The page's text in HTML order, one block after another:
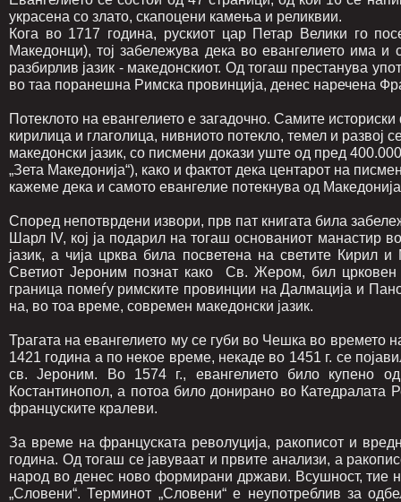
украсена со злато, скапоцени камења и реликвии.
Кога во 1717 година, рускиот цар Петар Велики го
Македонци), тој забележува дека во евангелието има
разбирлив јазик - македонскиот. Од тогаш престанува
во таа поранешна Римска провинција, денес наречена
Потеклото на евангелието е загадочно. Самите
кирилица и глаголица, нивниото потекло, темел и развој
македонски јазик, со писмени докази уште од пред
„Зета Македонија“), како и фактот дека центарот на
кажеме дека и самото евангелие потекнува од
Според непотврдени извори, прв пат книгата била
Шарл IV, кој ја подарил на тогаш основаниот манастир
јазик, а чија црква била посветена на светите Кирил
Светиот Јероним познат како Св. Жером, бил
граница помеѓу римските провинции на Далмација и
на, во тоа време, современ македонски јазик.
Трагата на евангелието му се губи во Чешка во времето
1421 година а по некое време, некаде во 1451 г. се
св. Јероним. Во 1574 г., евангелието било купено
Костантинопол, а потоа било донирано во
француските кралеви.
За време на француската револуција, ракописот и
година. Од тогаш се јавуваат и првите анализи, а
народ во денес ново формирани држави. Всушност, тие
„Словени“. Терминот „Словени“ е неупотреблив за